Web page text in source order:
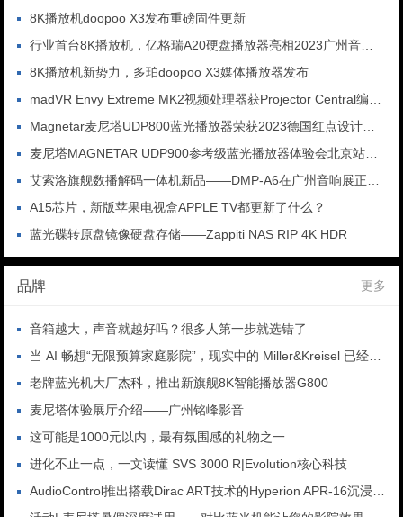
8K播放机doopoo X3发布重磅固件更新
行业首台8K播放机，亿格瑞A20硬盘播放器亮相2023广州音响展
8K播放机新势力，多珀doopoo X3媒体播放器发布
madVR Envy Extreme MK2视频处理器获Projector Central编辑选择奖
Magnetar麦尼塔UDP800蓝光播放器荣获2023德国红点设计大奖
麦尼塔MAGNETAR UDP900参考级蓝光播放器体验会北京站圆满成功
艾索洛旗舰数播解码一体机新品——DMP-A6在广州音响展正式发布
A15芯片，新版苹果电视盒APPLE TV都更新了什么？
蓝光碟转原盘镜像硬盘存储——Zappiti NAS RIP 4K HDR
品牌 更多
音箱越大，声音就越好吗？很多人第一步就选错了
当 AI 畅想“无限预算家庭影院”，现实中的 Miller&Kreisel 已经将它变成了真相
老牌蓝光机大厂杰科，推出新旗舰8K智能播放器G800
麦尼塔体验展厅介绍——广州铭峰影音
这可能是1000元以内，最有氛围感的礼物之一
进化不止一点，一文读懂 SVS 3000 R|Evolution核心科技
AudioControl推出搭载Dirac ART技术的Hyperion APR-16沉浸式家庭影院处理器